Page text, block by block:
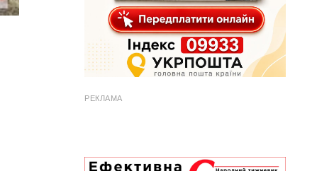
РЕКЛАМА